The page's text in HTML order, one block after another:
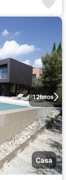
12fotos
Casa